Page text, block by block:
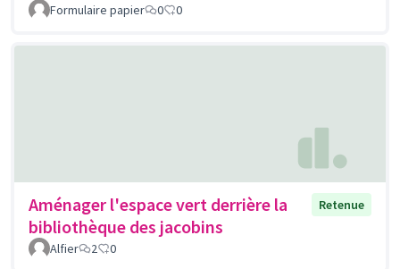
Formulaire papier 0 0
Aménager l'espace vert derrière la
bibliothèque des jacobins
Retenue
Alfier 2 0